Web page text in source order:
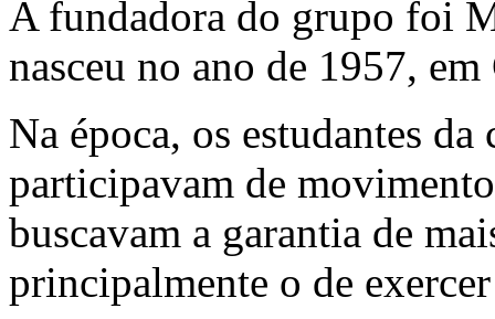
A fundadora do grupo foi
nasceu no ano de 1957,
Na época, os estudantes
participavam de
buscavam a garantia de
principalmente o de